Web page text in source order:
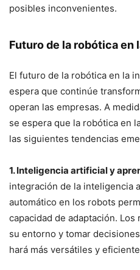
posibles inconvenientes.
Futuro de la robótica en
El futuro de la robótica en la
espera que continúe
operan las empresas. A
se espera que la robótica en
las siguientes tendencias
1. Inteligencia artificial y
integración de la inteligencia
automático en los robots
capacidad de adaptación.
su entorno y tomar
hará más versátiles y